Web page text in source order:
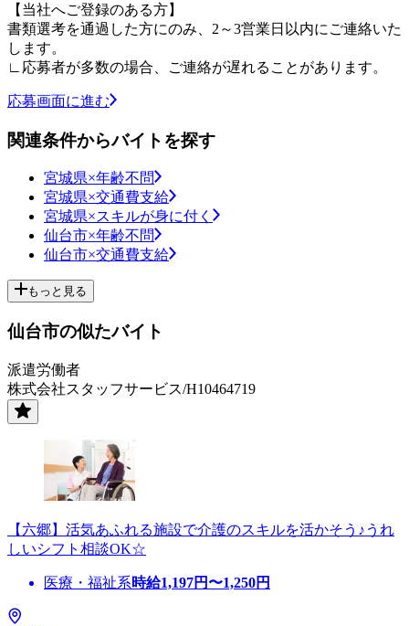
【当社へご登録のある方】
書類選考を通過した方にのみ、2～3営業日以内にご連絡いた
します。
∟応募者が多数の場合、ご連絡が遅れることがあります。
応募画面に進む
関連条件からバイトを探す
宮城県×年齢不問
宮城県×交通費支給
宮城県×スキルが身に付く
仙台市×年齢不問
仙台市×交通費支給
もっと見る
仙台市の似たバイト
派遣労働者
株式会社スタッフサービス/H10464719
【六郷】活気あふれる施設で介護のスキルを活かそう♪うれ
しいシフト相談OK☆
医療・福祉系時給1,197円〜1,250円